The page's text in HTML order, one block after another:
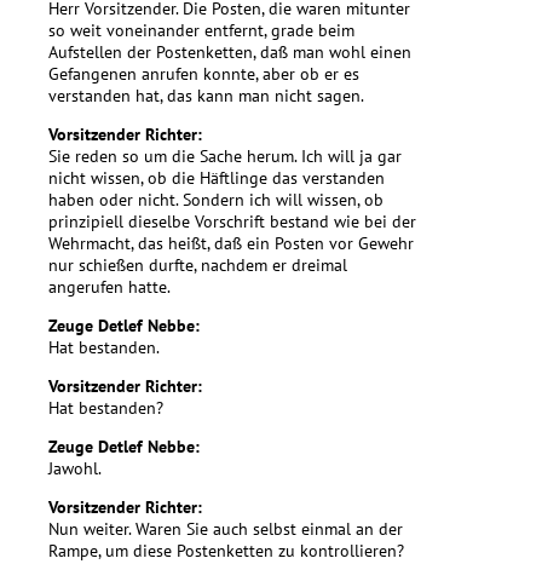
Herr Vorsitzender. Die Posten, die waren mitunter
so weit voneinander entfernt, grade beim
Aufstellen der Postenketten, daß man wohl einen
Gefangenen anrufen konnte, aber ob er es
verstanden hat, das kann man nicht sagen.
Vorsitzender Richter:
Sie reden so um die Sache herum. Ich will ja gar
nicht wissen, ob die Häftlinge das verstanden
haben oder nicht. Sondern ich will wissen, ob
prinzipiell dieselbe Vorschrift bestand wie bei der
Wehrmacht, das heißt, daß ein Posten vor Gewehr
nur schießen durfte, nachdem er dreimal
angerufen hatte.
Zeuge Detlef Nebbe:
Hat bestanden.
Vorsitzender Richter:
Hat bestanden?
Zeuge Detlef Nebbe:
Jawohl.
Vorsitzender Richter:
Nun weiter. Waren Sie auch selbst einmal an der
Rampe, um diese Postenketten zu kontrollieren?